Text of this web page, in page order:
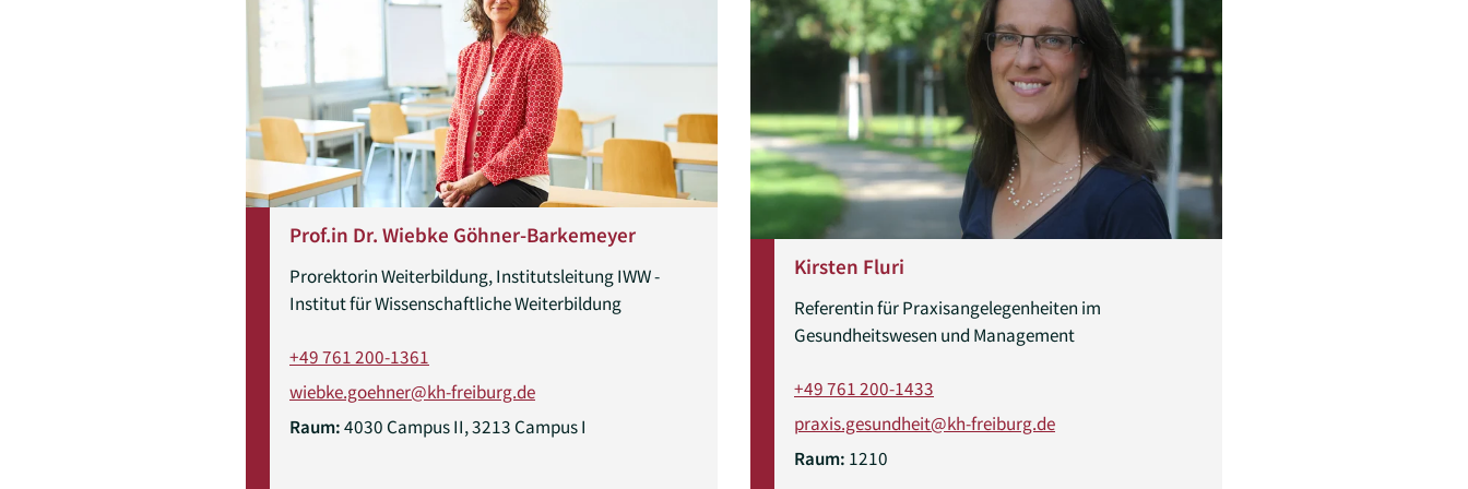
Prof.in Dr. Wiebke Göhner-Barkemeyer
Prorektorin Weiterbildung, Institutsleitung IWW -
Institut für Wissenschaftliche Weiterbildung
+49 761 200-1361
wiebke.goehner@kh-freiburg.de
Raum:4030 Campus II, 3213 Campus I
Kirsten Fluri
Referentin für Praxisangelegenheiten im
Gesundheitswesen und Management
+49 761 200-1433
praxis.gesundheit@kh-freiburg.de
Raum: 1210